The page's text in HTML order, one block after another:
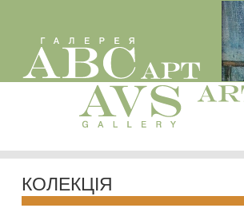
КОЛЕКЦІЯ